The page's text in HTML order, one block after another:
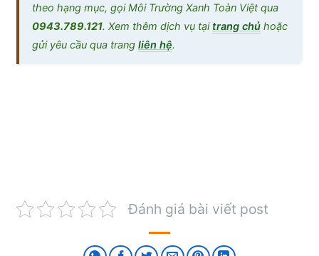
theo hạng mục, gọi Môi Trường Xanh Toàn Việt qua
0943.789.121. Xem thêm dịch vụ tại trang chủ hoặc
gửi yêu cầu qua trang liên hệ.
Đánh giá bài viết post